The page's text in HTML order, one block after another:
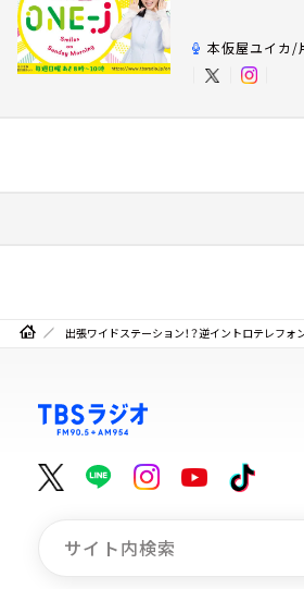
本仮屋ユイカ/
出張ワイドステーション！？逆イントロテレフォン